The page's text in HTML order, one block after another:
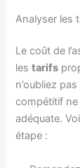
Analyser les
Le coût de
lestarifs
n’oubliez
compétitif
adéquate.
étape :